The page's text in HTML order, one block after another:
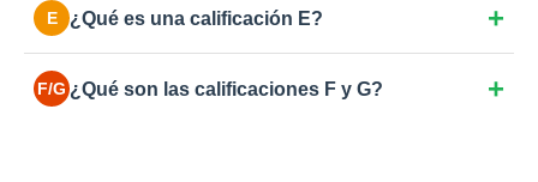
hace unos años. Margen de mejora en aislamiento o
en la caldera.
E ¿Qué es una calificación E?
La más común en España para viviendas anteriores
a 2007. Consumo moderado-alto por ventanas
F/G ¿Qué son las calificaciones F y G?